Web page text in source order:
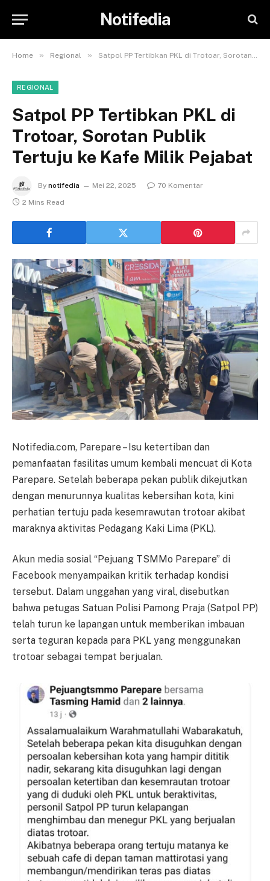
Notifedia
Home » Regional » Satpol PP Tertibkan PKL di Trotoar, Sorotan Publik Tertuju ke Kafe Milik Pejabat
REGIONAL
Satpol PP Tertibkan PKL di
Trotoar, Sorotan Publik
Tertuju ke Kafe Milik Pejabat
By notifedia Mei 22, 2025
70 Komentar
2 Mins Read
Notifedia.com, Parepare – Isu ketertiban dan
pemanfaatan fasilitas umum kembali mencuat di Kota
Parepare. Setelah beberapa pekan publik dikejutkan
dengan menurunnya kualitas kebersihan kota, kini
perhatian tertuju pada kesemrawutan trotoar akibat
maraknya aktivitas Pedagang Kaki Lima (PKL).
Akun media sosial “Pejuang TSMMo Parepare” di
Facebook menyampaikan kritik terhadap kondisi
tersebut. Dalam unggahan yang viral, disebutkan
bahwa petugas Satuan Polisi Pamong Praja (Satpol PP)
telah turun ke lapangan untuk memberikan imbauan
serta teguran kepada para PKL yang menggunakan
trotoar sebagai tempat berjualan.